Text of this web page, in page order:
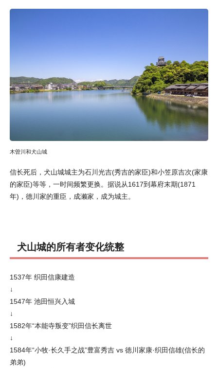
木曽川和犬山城
信长死后，犬山城城主为石川光吉(秀吉的家臣)和小笠原吉次(家康
的家臣)等等，一时间频繁更换。据说从1617到幕府末期(1871
年)，德川家的重臣，成濑家，成为城主。
犬山城的所有者变化统整
1537年 织田信康建造
↓
1547年 池田恒兴入城
↓
1582年“本能寺叛变”织田信长离世
↓
1584年“小牧·长久手之战”豊富秀吉 vs 徳川家康·织田信雄(信长的
弟弟)